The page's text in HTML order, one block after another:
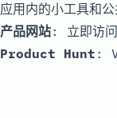
应用内的小工具和公
产品网站: 立即访问
Product Hunt :